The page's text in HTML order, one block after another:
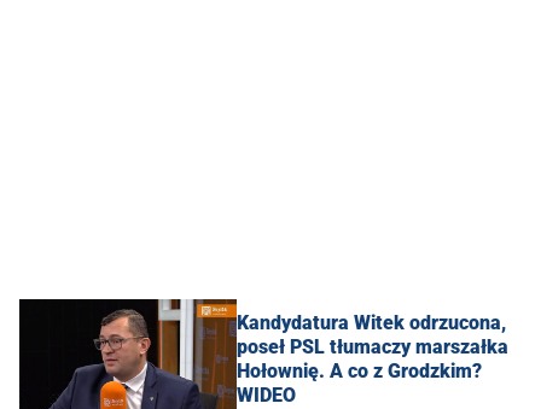
Kandydatura Witek odrzucona,
poseł PSL tłumaczy marszałka
Hołownię. A co z Grodzkim?
WIDEO